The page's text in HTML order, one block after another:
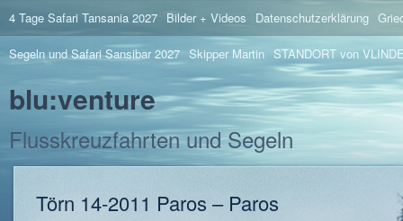
4 Tage Safari Tansania 2027 Bilder + Videos Datenschutzerklärung
Segeln und Safari Sansibar 2027 Skipper Martin STANDORT von
blu:venture
Flusskreuzfahrten und Segeln
Törn 14-2011 Paros – Paros